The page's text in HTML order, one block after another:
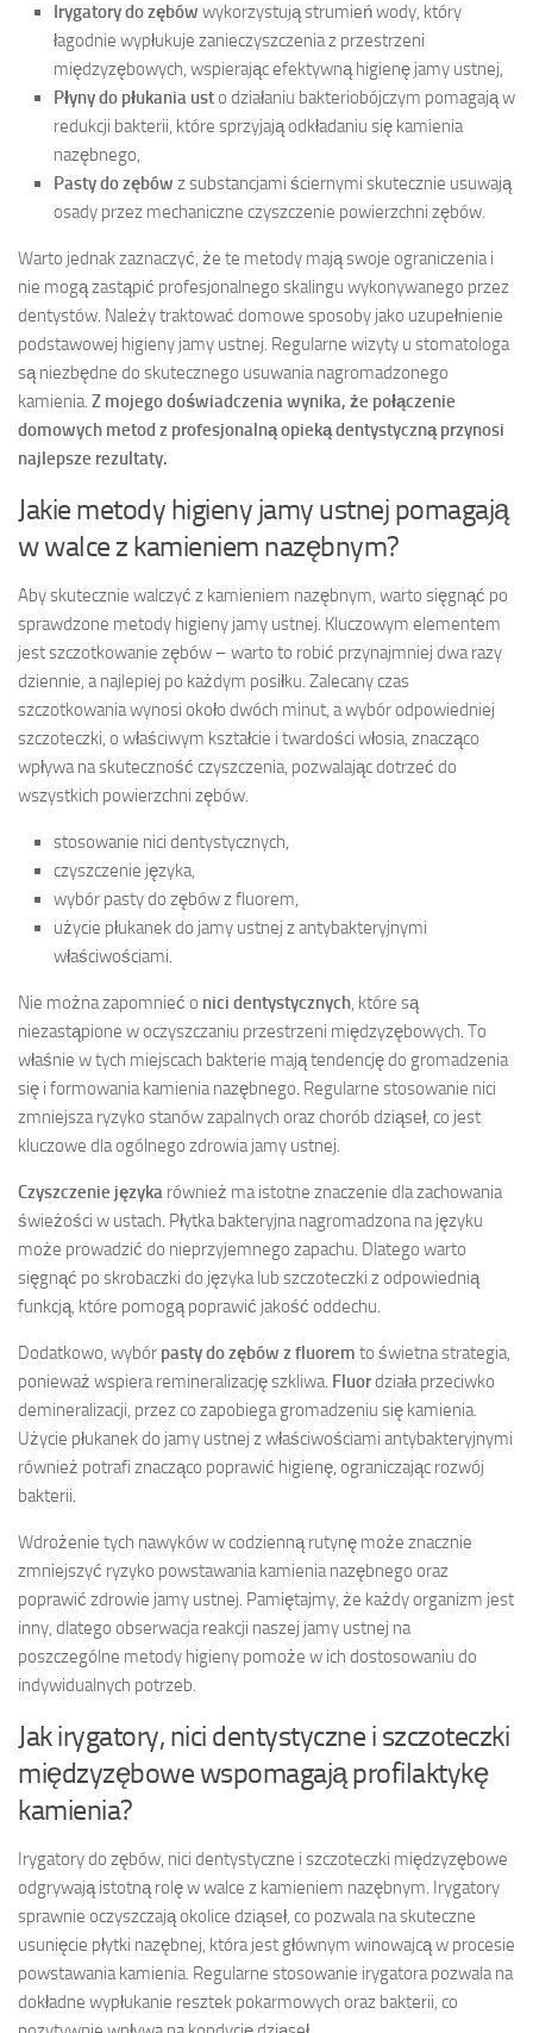
Irygatory do zębów wykorzystują strumień wody, który
łagodnie wypłukuje zanieczyszczenia z przestrzeni
międzyzębowych, wspierając efektywną higienę jamy ustnej,
Płyny do płukania usto działaniu bakteriobójczym pomagają w
redukcji bakterii, które sprzyjają odkładaniu się kamienia
nazębnego,
Pasty do zębów z substancjami ściernymi skutecznie usuwają
osady przez mechaniczne czyszczenie powierzchni zębów.
Warto jednak zaznaczyć, że te metody mają swoje ograniczenia i
nie mogą zastąpić profesjonalnego skalingu wykonywanego przez
dentystów. Należy traktować domowe sposoby jako uzupełnienie
podstawowej higieny jamy ustnej. Regularne wizyty u stomatologa
są niezbędne do skutecznego usuwania nagromadzonego
kamienia. Z mojego doświadczenia wynika, że połączenie
domowych metod z profesjonalną opieką dentystyczną przynosi
najlepsze rezultaty.
Jakie metody higieny jamy ustnej pomagają
w walce z kamieniem nazębnym?
Aby skutecznie walczyć z kamieniem nazębnym, warto sięgnąć po
sprawdzone metody higieny jamy ustnej. Kluczowym elementem
jest szczotkowanie zębów – warto to robić przynajmniej dwa razy
dziennie, a najlepiej po każdym posiłku. Zalecany czas
szczotkowania wynosi około dwóch minut, a wybór odpowiedniej
szczoteczki, o właściwym kształcie i twardości włosia, znacząco
wpływa na skuteczność czyszczenia, pozwalając dotrzeć do
wszystkich powierzchni zębów.
stosowanie nici dentystycznych,
czyszczenie języka,
wybór pasty do zębów z fluorem,
użycie płukanek do jamy ustnej z antybakteryjnymi
właściwościami.
Nie można zapomnieć o nici dentystycznych, które są
niezastąpione w oczyszczaniu przestrzeni międzyzębowych. To
właśnie w tych miejscach bakterie mają tendencję do gromadzenia
się i formowania kamienia nazębnego. Regularne stosowanie nici
zmniejsza ryzyko stanów zapalnych oraz chorób dziąseł, co jest
kluczowe dla ogólnego zdrowia jamy ustnej.
Czyszczenie języka również ma istotne znaczenie dla zachowania
świeżości w ustach. Płytka bakteryjna nagromadzona na języku
może prowadzić do nieprzyjemnego zapachu. Dlatego warto
sięgnąć po skrobaczki do języka lub szczoteczki z odpowiednią
funkcją, które pomogą poprawić jakość oddechu.
Dodatkowo, wybór pasty do zębów z fluorem to świetna strategia,
ponieważ wspiera remineralizację szkliwa. Fluordziała przeciwko
demineralizacji, przez co zapobiega gromadzeniu się kamienia.
Użycie płukanek do jamy ustnej z właściwościami antybakteryjnymi
również potrafi znacząco poprawić higienę, ograniczając rozwój
bakterii.
Wdrożenie tych nawyków w codzienną rutynę może znacznie
zmniejszyć ryzyko powstawania kamienia nazębnego oraz
poprawić zdrowie jamy ustnej. Pamiętajmy, że każdy organizm jest
inny, dlatego obserwacja reakcji naszej jamy ustnej na
poszczególne metody higieny pomoże w ich dostosowaniu do
indywidualnych potrzeb.
Jak irygatory, nici dentystyczne i szczoteczki
międzyzębowe wspomagają profilaktykę
kamienia?
Irygatory do zębów, nici dentystyczne i szczoteczki międzyzębowe
odgrywają istotną rolę w walce z kamieniem nazębnym. Irygatory
sprawnie oczyszczają okolice dziąseł, co pozwala na skuteczne
usunięcie płytki nazębnej, która jest głównym winowajcą w procesie
powstawania kamienia. Regularne stosowanie irygatora pozwala na
dokładne wypłukanie resztek pokarmowych oraz bakterii, co